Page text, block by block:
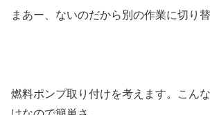
まあー、ないのだから別の作業に切り替
燃料ポンプ取り付けを考えます。こん